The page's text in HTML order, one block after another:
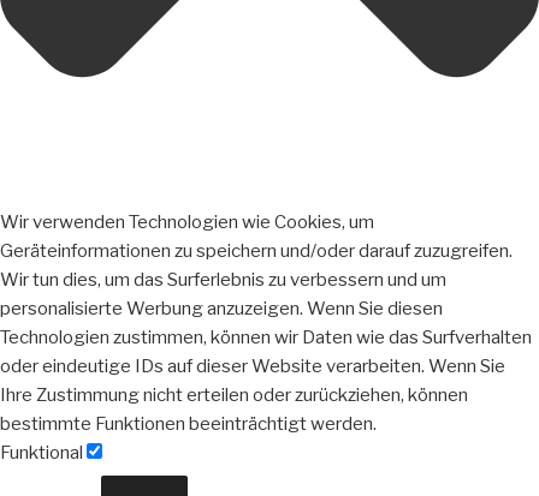
Wir verwenden Technologien wie Cookies, um
Geräteinformationen zu speichern und/oder darauf zuzugreifen.
Wir tun dies, um das Surferlebnis zu verbessern und um
personalisierte Werbung anzuzeigen. Wenn Sie diesen
Technologien zustimmen, können wir Daten wie das Surfverhalten
oder eindeutige IDs auf dieser Website verarbeiten. Wenn Sie
Ihre Zustimmung nicht erteilen oder zurückziehen, können
bestimmte Funktionen beeinträchtigt werden.
Funktional